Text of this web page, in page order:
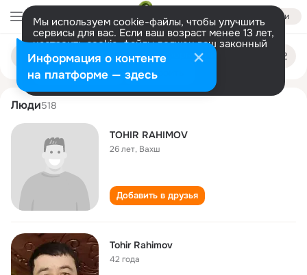
Войти
Мы используем cookie-файлы, чтобы улучшить
сервисы для вас. Если ваш возраст менее 13 лет,
настроить cookie-файлы должен ваш законный
представитель. Больше информации
Разрешить все Настроить
Поиск
людям
tohir rahimov
Люди518
TOHIR RAHIMOV
26 лет, Вахш
Добавить в друзья
Tohir Rahimov
42 года
Информация о контенте
на платформе — здесь